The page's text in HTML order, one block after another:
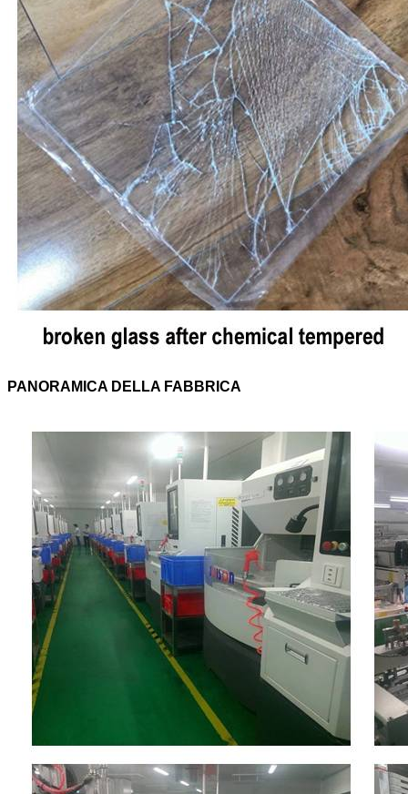
PANORAMICA DELLA FABBRICA